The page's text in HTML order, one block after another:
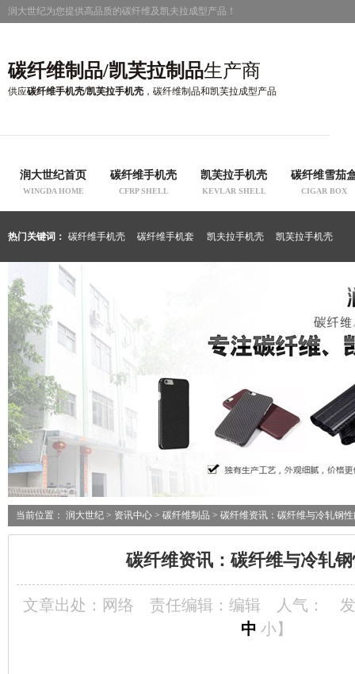
润大世纪为您提供高品质的碳纤维及凯夫拉成型产品！
碳纤维制品/凯芙拉制品生产商
供应碳纤维手机壳/凯芙拉手机壳 ，碳纤维制品和凯芙拉成型产品
润大世纪首页
WINGDA HOME
碳纤维手机壳
CFRP SHELL
凯芙拉手机壳
KEVLAR SHELL
碳纤维雪茄
CIGAR BOX
热门关键词： 碳纤维手机壳 碳纤维手机套 凯夫拉手机壳 凯芙拉手机壳
当前位置： 润大世纪 > 资讯中心 > 碳纤维制品 > 碳纤维资讯：碳纤维与冷轧钢
碳纤维资讯：碳纤维与冷轧
文章出处：网络 责任编辑：编辑 人气：
中 小】